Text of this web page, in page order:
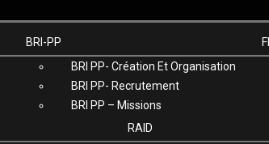
BRI-PP
BRI PP- Création Et Organisation
BRI PP- Recrutement
BRI PP – Missions
RAID